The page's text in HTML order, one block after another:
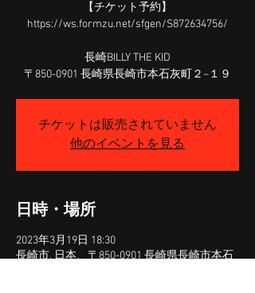
【チケット予約】
https://ws.formzu.net/sfgen/S872634756/
長崎BILLY THE KID
〒850-0901 長崎県長崎市本石灰町２−１９
チケットは販売されていません
他のイベントを見る
日時・場所
2023年3月19日 18:30
長崎市, 日本、〒850-0901 長崎県長崎市本石